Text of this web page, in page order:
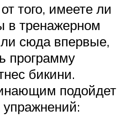
того, имеете ли
в тренажерном
сюда впервые,
программу
бикини.
подойдет
упражнений: